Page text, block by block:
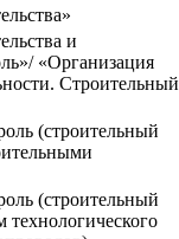
и
«Организация
Строительный
(строительный
(строительный
технологического